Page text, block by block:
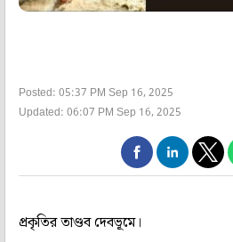
Posted: 05:37 PM Sep 16, 2025
Updated: 06:07 PM Sep 16, 2025
প্রকৃতির তাণ্ডব দেবভূমে।